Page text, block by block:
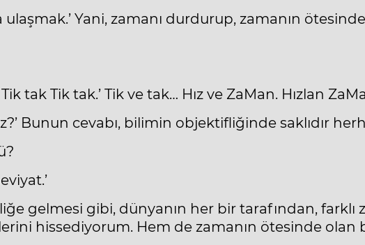
ulaşmak.’ Yani, zamanı durdurup, zamanın
tak Tik tak.’ Tik ve tak… Hız ve ZaMan. Hızlan
Bunun cevabı, bilimin objektifliğinde saklıdır
gelmesi gibi, dünyanın her bir tarafından, farklı
hissediyorum. Hem de zamanın ötesinde olan